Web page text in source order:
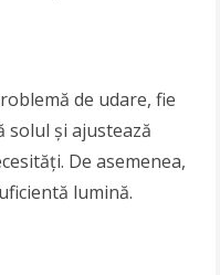
de udare, fie
solul și ajustează
De asemenea,
lumină.